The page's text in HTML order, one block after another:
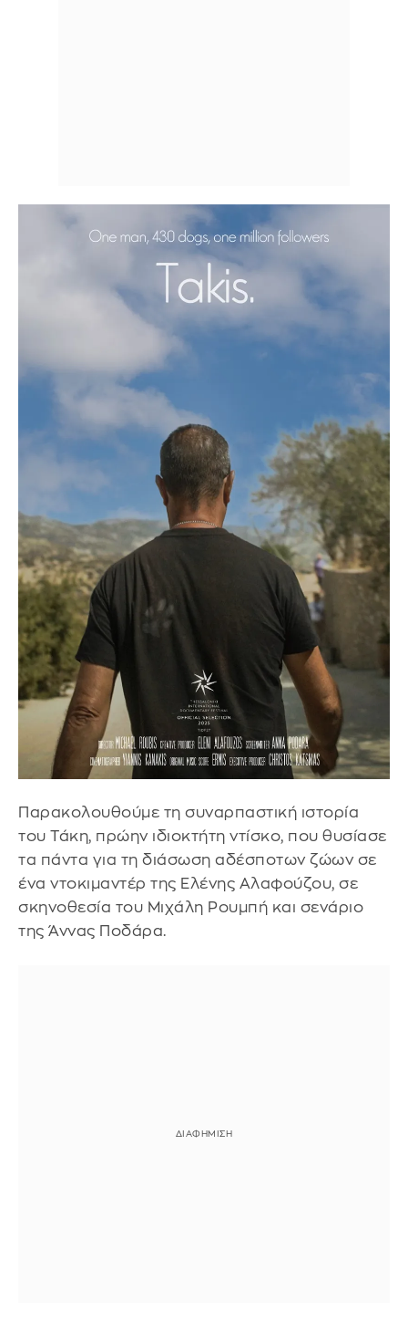
Παρακολουθούμε τη συναρπαστική ιστορία
του Τάκη, πρώην ιδιοκτήτη ντίσκο, που θυσίασε
τα πάντα για τη διάσωση αδέσποτων ζώων σε
ένα ντοκιμαντέρ της Ελένης Αλαφούζου, σε
σκηνοθεσία του Μιχάλη Ρουμπή και σενάριο
της Άννας Ποδάρα.